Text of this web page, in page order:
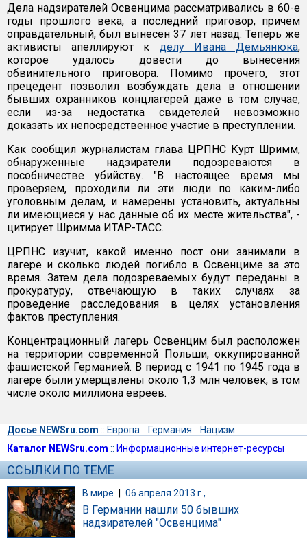
Дела надзирателей Освенцима рассматривались в 60-е
годы прошлого века, а последний приговор, причем
оправдательный, был вынесен 37 лет назад. Теперь же
активисты апеллируют к делу Ивана Демьянюка,
которое удалось довести до вынесения
обвинительного приговора. Помимо прочего, этот
прецедент позволил возбуждать дела в отношении
бывших охранников концлагерей даже в том случае,
если из-за недостатка свидетелей невозможно
доказать их непосредственное участие в преступлении.
Как сообщил журналистам глава ЦРПНС Курт Шримм,
обнаруженные надзиратели подозреваются в
пособничестве убийству. "В настоящее время мы
проверяем, проходили ли эти люди по каким-либо
уголовным делам, и намерены установить, актуальны
ли имеющиеся у нас данные об их месте жительства", -
цитирует Шримма ИТАР-ТАСС.
ЦРПНС изучит, какой именно пост они занимали в
лагере и сколько людей погибло в Освенциме за это
время. Затем дела подозреваемых будут переданы в
прокуратуру, отвечающую в таких случаях за
проведение расследования в целях установления
фактов преступления.
Концентрационный лагерь Освенцим был расположен
на территории современной Польши, оккупированной
фашистской Германией. В период с 1941 по 1945 года в
лагере были умерщвлены около 1,3 млн человек, в том
числе около миллиона евреев.
Досье NEWSru.com :: Европа :: Германия :: Нацизм
Каталог NEWSru.com :: Информационные интернет-ресурсы
ССЫЛКИ ПО ТЕМЕ
В мире | 06 апреля 2013 г.,
В Германии нашли 50 бывших
надзирателей "Освенцима"